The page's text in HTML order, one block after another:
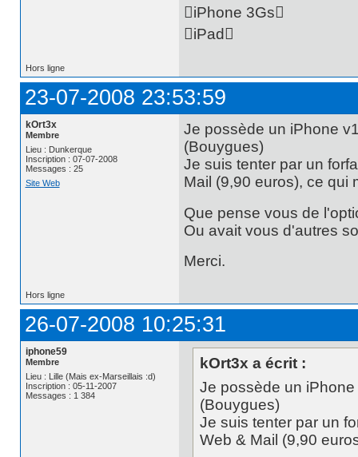
iPhone 3Gs
iPad
Hors ligne
23-07-2008 23:53:59
kOrt3x
Membre
Lieu : Dunkerque
Inscription : 07-07-2008
Messages : 25
Site Web
Je possède un iPhone
(Bouygues)
Je suis tenter par un
Mail (9,90 euros), ce qui
Que pense vous de
Ou avait vous d'autres
Merci.
Hors ligne
26-07-2008 10:25:31
iphone59
Membre
Lieu : Lille (Mais ex-Marseillais :d)
Inscription : 05-11-2007
Messages : 1 384
kOrt3x a écrit :
Je possède un
(Bouygues)
Je suis tenter par un
Web & Mail (9,90